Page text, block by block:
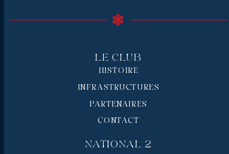
Le Club
HISTOIRE
INFRASTRUCTURES
PARTENAIRES
CONTACT
National 2